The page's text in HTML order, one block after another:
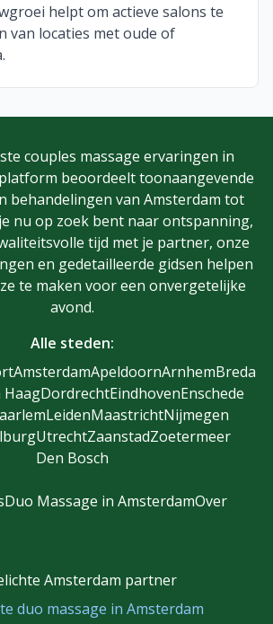
helpt om actieve salons te
van locaties met oude of
couples massage ervaringen in
beoordeelt toonaangevende
behandelingen van Amsterdam tot
nu op zoek bent naar ontspanning,
tijd met je partner, onze
en gedetailleerde gidsen helpen
te maken voor een onvergetelijke
avond.
Alle steden:
AmsterdamApeldoornArnhemBreda
HaagDordrechtEindhovenEnschede
LeidenMaastrichtNijmegen
UtrechtZaanstadZoetermeer
Den Bosch
Duo Massage in AmsterdamOver
Amsterdam partner
duo massage in Amsterdam